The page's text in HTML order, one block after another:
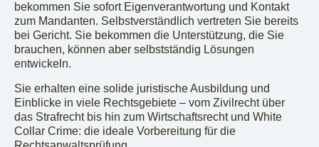
bekommen Sie sofort Eigenverantwortung und Kontakt
zum Mandanten. Selbstverständlich vertreten Sie bereits
bei Gericht. Sie bekommen die Unterstützung, die Sie
brauchen, können aber selbstständig Lösungen
entwickeln.
Sie erhalten eine solide juristische Ausbildung und
Einblicke in viele Rechtsgebiete – vom Zivilrecht über
das Strafrecht bis hin zum Wirtschaftsrecht und White
Collar Crime: die ideale Vorbereitung für die